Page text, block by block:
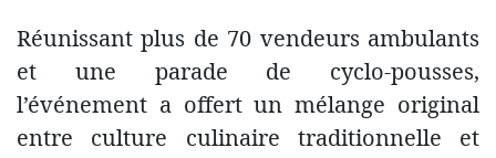
Réunissant plus de 70 vendeurs ambulants
et une parade de cyclo-pousses,
l’événement a offert un mélange original
entre culture culinaire traditionnelle et